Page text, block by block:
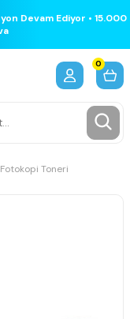
Devam Ediyor • 15.000
0
Toneri